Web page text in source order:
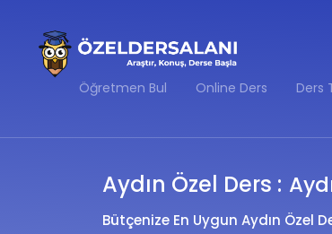
Öğretmen Bul Online Ders Ders
Aydın Özel Ders :
Bütçenize En Uygun Aydın Özel